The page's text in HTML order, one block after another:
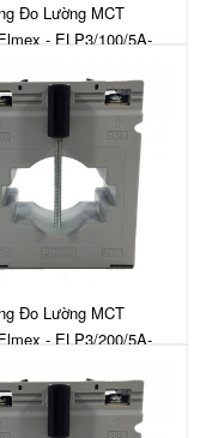
Đo Lường MCT
- ELP3/100/5A-
Đo Lường MCT
- ELP3/200/5A-